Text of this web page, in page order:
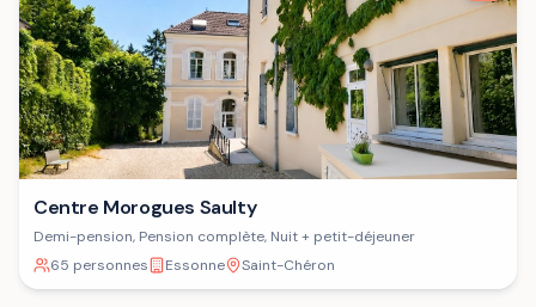
Centre Morogues Saulty
Demi-pension, Pension complète, Nuit + petit-déjeuner
65 personnes
Essonne Saint-Chéron